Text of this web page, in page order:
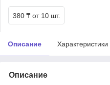
380 ₸ от 10 шт.
Описание Характеристики
Описание